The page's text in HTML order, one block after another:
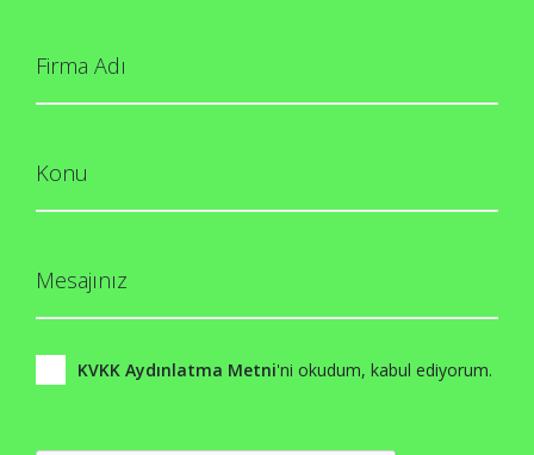
Firma Adı
Konu
Mesajınız
KVKK Aydınlatma Metni'ni okudum, kabul ediyorum.